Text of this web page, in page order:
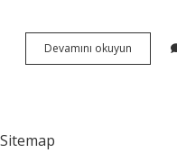
Devamını okuyun Memede
Süt
Sitemap